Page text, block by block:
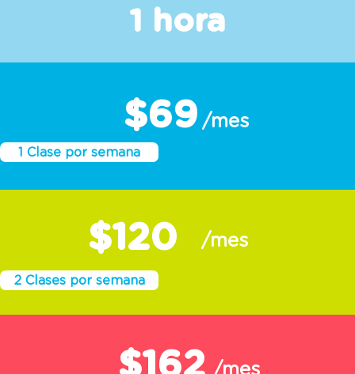
1 hora
$69 /mes
1 Clase por semana
$120 /mes
2 Clases por semana
$162 /mes